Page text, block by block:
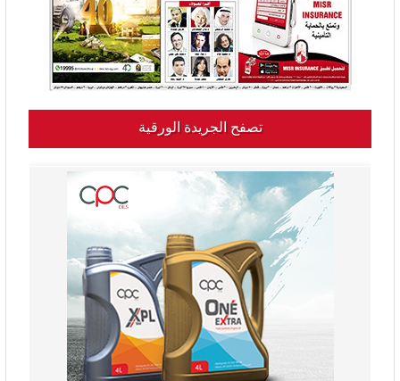
تصفح الجريدة الورقية